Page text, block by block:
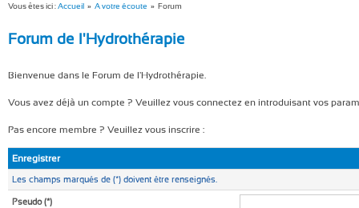
Vous êtes ici :Accueil » A votre écoute » Forum
Forum de l'Hydrothérapie
Bienvenue dans le Forum de l'Hydrothérapie.
Vous avez déjà un compte ? Veuillez vous connectez en introduisant vos
Pas encore membre ? Veuillez vous inscrire :
Enregistrer
Les champs marqués de (*) doivent être renseignés.
Pseudo (*)